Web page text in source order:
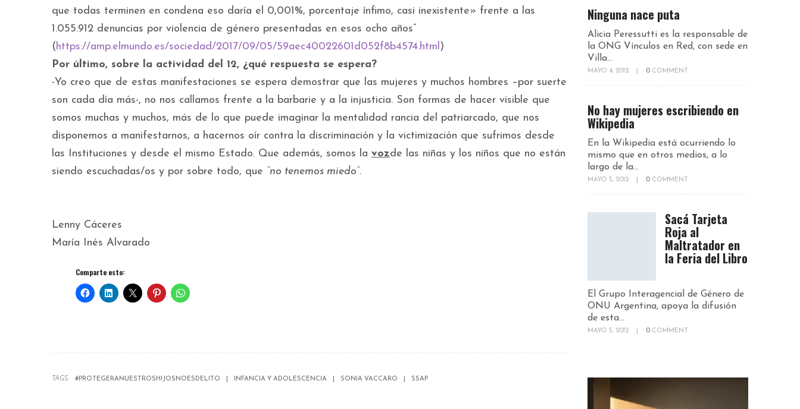
que todas terminen en condena eso daría el 0,001%, porcentaje ínfimo, casi inexistente» frente a las
1.055.912 denuncias por violencia de género presentadas en esos ocho años”
(https://amp.elmundo.es/sociedad/2017/09/05/59aec40022601d052f8b4574.html)
Por último, sobre la actividad del 12, ¿qué respuesta se espera?
-Yo creo que de estas manifestaciones se espera demostrar que las mujeres y muchos hombres –por suerte
son cada día más-, no nos callamos frente a la barbarie y a la injusticia. Son formas de hacer visible que
somos muchas y muchos, más de lo que puede imaginar la mentalidad rancia del patriarcado, que nos
disponemos a manifestarnos, a hacernos oír contra la discriminación y la victimización que sufrimos desde
las Instituciones y desde el mismo Estado. Que además, somos la vozde las niñas y los niños que no están
siendo escuchadas/os y por sobre todo, que “no tenemos miedo”.
Lenny Cáceres
María Inés Alvarado
Comparte esto:
TAGS: #PROTEGERANUESTROSHIJOSNOESDELITO INFANCIA Y ADOLESCENCIA SONIA VACCARO SSAP
Ninguna nace puta
Alicia Peressutti es la responsable de
la ONG Vínculos en Red, con sede en
Villa...
MAYO 4, 2012 0 COMMENT
No hay mujeres escribiendo en
Wikipedia
En la Wikipedia está ocurriendo lo
mismo que en otros medios, a lo
largo de la...
MAYO 5, 2012 0 COMMENT
Sacá Tarjeta
Roja al
Maltratador en
la Feria del Libro
El Grupo Interagencial de Género de
ONU Argentina, apoya la difusión
de esta...
MAYO 5, 2012 0 COMMENT